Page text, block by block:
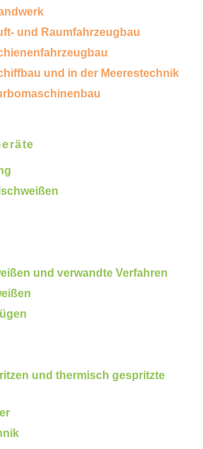
und Raumfahrzeugbau
und in der Meerestechnik
und verwandte Verfahren
und thermisch gespritzte